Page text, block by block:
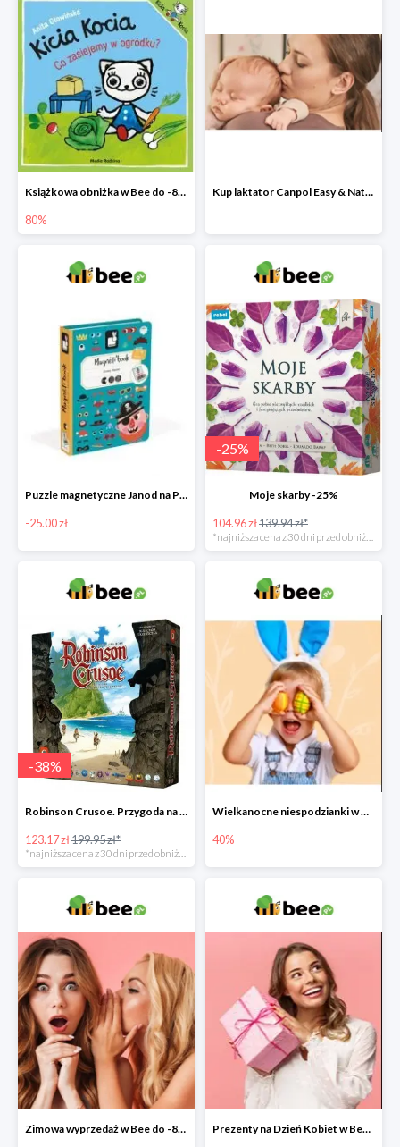
Książkowa obniżka w Bee do -80%
80%
Kup laktator Canpol Easy & Natural a nianię elektroniczną otrzymasz GRATIS!
Puzzle magnetyczne Janod na Preznt od zajączka w Bee -25 zł
-25.00 zł
-25%
Moje skarby -25%
104.96 zł139.94 zł*
*najniższa cena z 30 dni przed obniżką
-38%
Robinson Crusoe. Przygoda na przeklętej wyspie -38%
123.17 zł199.95 zł*
*najniższa cena z 30 dni przed obniżką
Wielkanocne niespodzianki w Bee do -40%
40%
Zimowa wyprzedaż w Bee do -80% Prezenty na Dzień Kobiet w Bee do -55%